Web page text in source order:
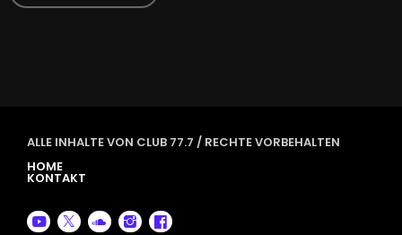
ALLE INHALTE VON CLUB 77.7 / RECHTE VORBEHALTEN
HOME
KONTAKT